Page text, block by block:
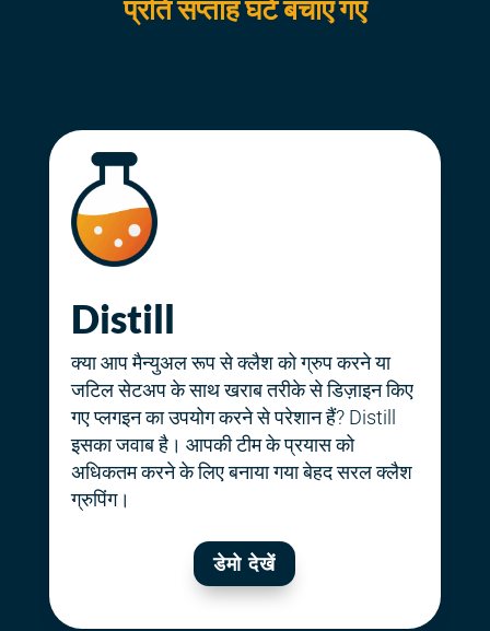
प्रति सप्ताह घंटे बचाए गए
Distill
क्या आप मैन्युअल रूप से क्लैश को ग्रुप करने या
जटिल सेटअप के साथ खराब तरीके से डिज़ाइन किए
गए प्लगइन का उपयोग करने से परेशान हैं? Distill
इसका जवाब है। आपकी टीम के प्रयास को
अधिकतम करने के लिए बनाया गया बेहद सरल क्लैश
ग्रुपिंग।
डेमो देखें